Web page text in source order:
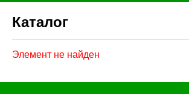
Каталог
Элемент не найден